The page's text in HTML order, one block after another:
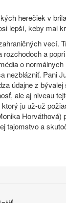
herečiek v
lepší, keby mal
vecí.
rozchodoch a
o
nezblázniť. Pani
údajne z
ale aj niveau
ju už-už
tajomstvo a